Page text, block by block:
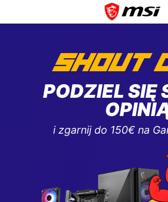
PODZIEL SIĘ
i zgarnij do 150€ na